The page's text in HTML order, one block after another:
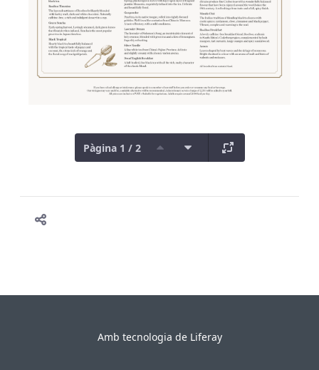
Pàgina 1 / 2
Amb tecnologia de Liferay